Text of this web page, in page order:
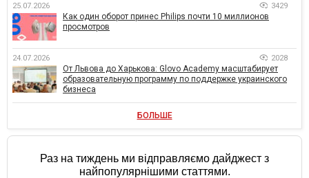
25.07.2026 3429
Как один оборот принес Philips почти 10 миллионов
просмотров
24.07.2026 2028
От Львова до Харькова: Glovo Academy масштабирует
образовательную программу по поддержке украинского
бизнеса
БОЛЬШЕ
Раз на тиждень ми відправляємо дайджест з
найпопулярнішими статтями.